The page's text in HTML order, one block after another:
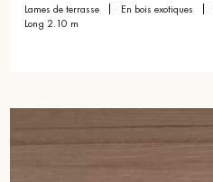
lames de terrasse en bois exotiques
long 2.10 m